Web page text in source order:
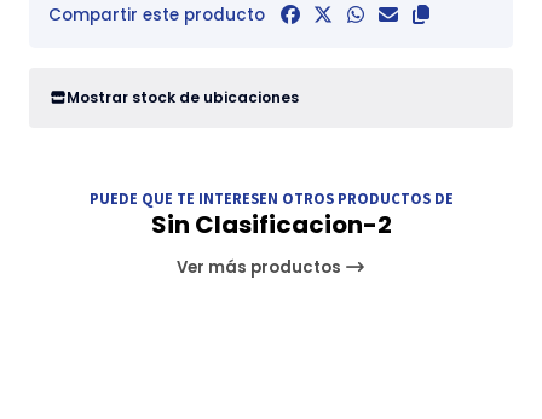
Compartir este producto
Mostrar stock de ubicaciones
PUEDE QUE TE INTERESEN OTROS PRODUCTOS DE
Sin Clasificacion-2
Ver más productos